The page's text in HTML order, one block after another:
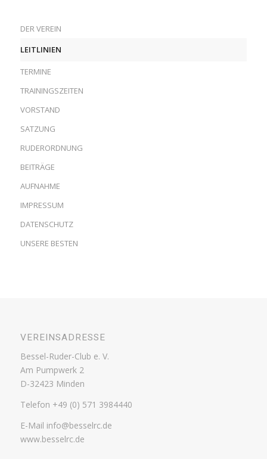
DER VEREIN
LEITLINIEN
TERMINE
TRAININGSZEITEN
VORSTAND
SATZUNG
RUDERORDNUNG
BEITRÄGE
AUFNAHME
IMPRESSUM
DATENSCHUTZ
UNSERE BESTEN
VEREINSADRESSE
Bessel-Ruder-Club e. V.
Am Pumpwerk 2
D-32423 Minden
Telefon +49 (0) 571 3984440
E-Mail info@besselrc.de
www.besselrc.de